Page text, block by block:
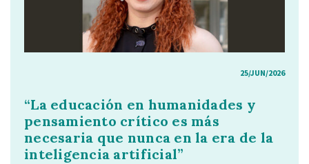
25/JUN/2026
“La educación en humanidades y
pensamiento crítico es más
necesaria que nunca en la era de la
inteligencia artificial”